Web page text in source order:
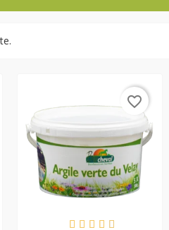
VERFÜGBAR
favorite_border